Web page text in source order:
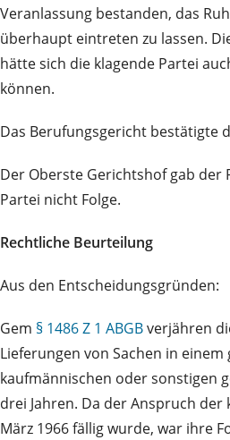
Veranlassung bestanden, das
überhaupt eintreten zu lassen.
hätte sich die klagende Partei
können.
Das Berufungsgericht bestätigte
Der Oberste Gerichtshof gab der
Partei nicht Folge.
Rechtliche Beurteilung
Aus den Entscheidungsgründen:
Gem § 1486 Z 1 ABGBverjähren
Lieferungen von Sachen in einem
kaufmännischen oder sonstigen
drei Jahren. Da der Anspruch der
März 1966 fällig wurde, war ihre